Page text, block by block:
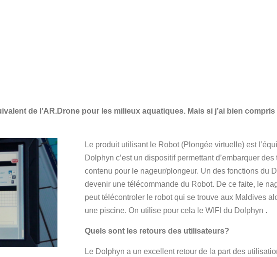
de l’AR.Drone pour les milieux aquatiques. Mais si j’ai bien
Le produit utilisant le Robot (Plongée virtuelle) est
Dolphyn c’est un dispositif permettant d’embarquer des
contenu pour le nageur/plongeur. Un des fonctions du
devenir une télécommande du Robot. De ce faite, le
peut télécontroler le robot qui se trouve aux Maldives
une piscine. On utilise pour cela le WIFI du Dolphyn .
Quels sont les retours des utilisateurs?
Le Dolphyn a un excellent retour de la part des